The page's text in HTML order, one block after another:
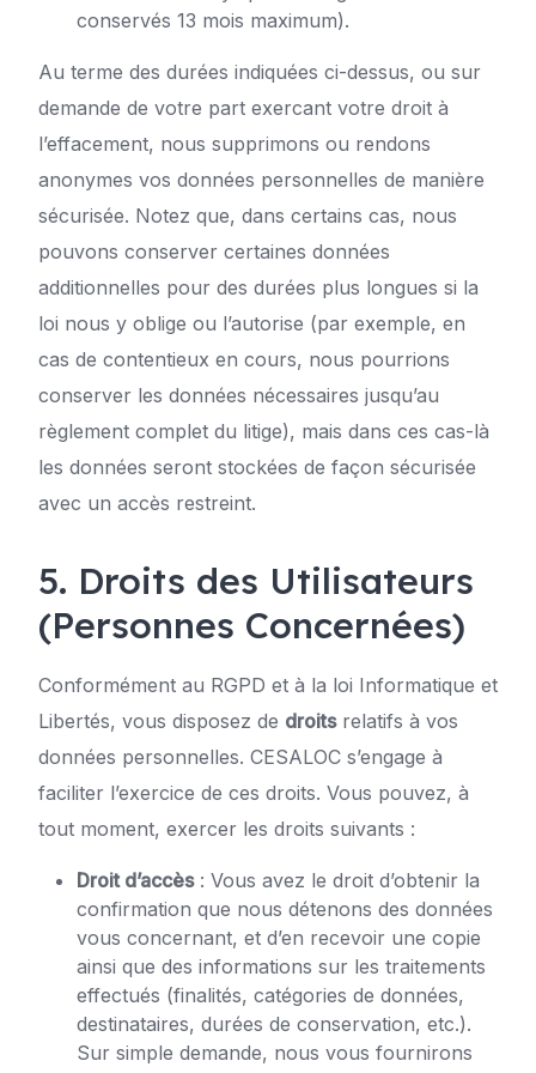
conservés 13 mois maximum).
Au terme des durées indiquées ci-dessus, ou sur
demande de votre part exercant votre droit à
l’effacement, nous supprimons ou rendons
anonymes vos données personnelles de manière
sécurisée. Notez que, dans certains cas, nous
pouvons conserver certaines données
additionnelles pour des durées plus longues si la
loi nous y oblige ou l’autorise (par exemple, en
cas de contentieux en cours, nous pourrions
conserver les données nécessaires jusqu’au
règlement complet du litige), mais dans ces cas-là
les données seront stockées de façon sécurisée
avec un accès restreint.
5. Droits des Utilisateurs
(Personnes Concernées)
Conformément au RGPD et à la loi Informatique et
Libertés, vous disposez de droitsrelatifs à vos
données personnelles. CESALOC s’engage à
faciliter l’exercice de ces droits. Vous pouvez, à
tout moment, exercer les droits suivants :
Droit d’accès: Vous avez le droit d’obtenir la
confirmation que nous détenons des données
vous concernant, et d’en recevoir une copie
ainsi que des informations sur les traitements
effectués (finalités, catégories de données,
destinataires, durées de conservation, etc.).
Sur simple demande, nous vous fournirons